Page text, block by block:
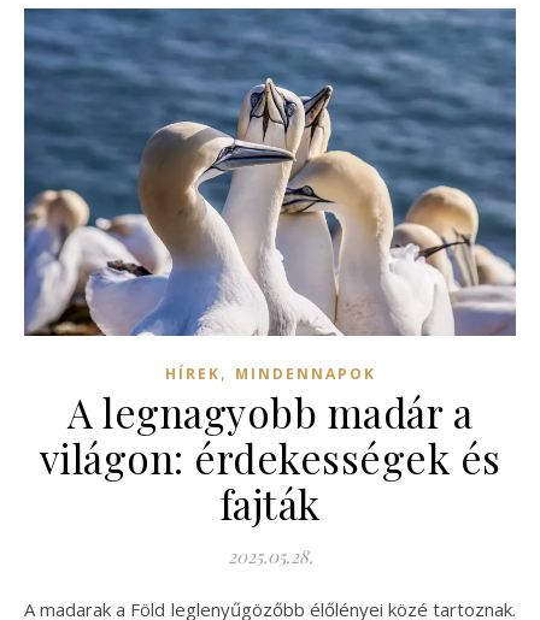
HÍREK, MINDENNAPOK
A legnagyobb madár a
világon: érdekességek és
fajták
2025.05.28.
A madarak a Föld leglenyűgözőbb élőlényei közé tartoznak.